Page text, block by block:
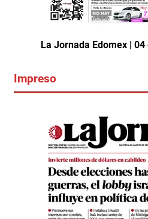
La Jornada Edomex |
Impreso